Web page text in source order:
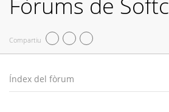
Compartiu
Índex del fòrum